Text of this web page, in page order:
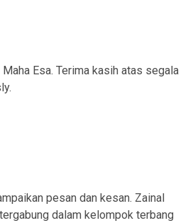
Esa. Terima kasih atas segala
pesan dan kesan. Zainal
dalam kelompok terbang